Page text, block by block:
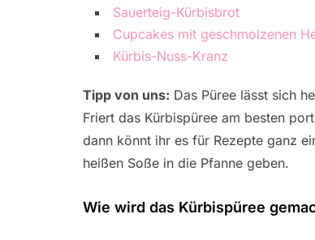
Sauerteig-Kürbisbrot
Cupcakes mit geschmolzenen
Kürbis-Nuss-Kranz
Tipp von uns: Das Püree lässt sich
Friert das Kürbispüree am besten
dann könnt ihr es für Rezepte ganz
heißen Soße in die Pfanne geben.
Wie wird das Kürbispüree